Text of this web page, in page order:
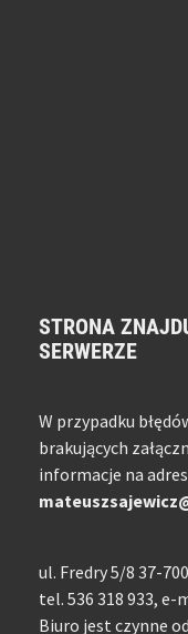
STRONA
SERWERZE
W przypadku
brakujących
informacje na
ul. Fredry 5/8 37-
tel. 536 318 933,
Biuro jest czynne